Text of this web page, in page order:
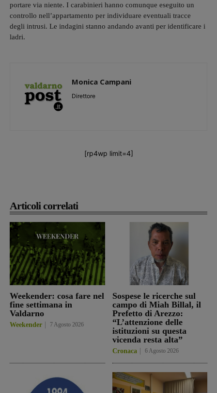
Articoli correlati
Weekender: cosa fare nel
fine settimana in
Valdarno
Weekender 7 Agosto 2026
Sospese le ricerche sul
campo di Miah Billal, il
Prefetto di Arezzo:
“L’attenzione delle
istituzioni su questa
vicenda resta alta”
Cronaca 6 Agosto 2026
portare via niente. I carabinieri hanno comunque eseguito un
controllo nell’appartamento per individuare eventuali tracce
degli intrusi. Le indagini stanno andando avanti per identificare i
ladri.
Monica Campani
Direttore
[rp4wp limit=4]